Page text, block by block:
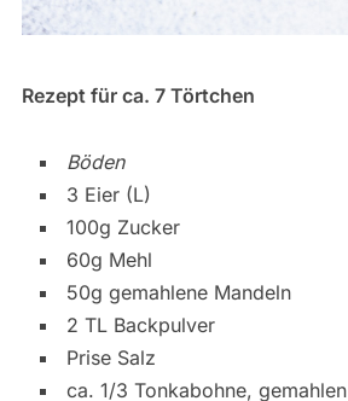
Rezept für ca. 7 Törtchen
Böden
3 Eier (L)
100g Zucker
60g Mehl
50g gemahlene Mandeln
2 TL Backpulver
Prise Salz
ca. 1/3 Tonkabohne, gemahlen